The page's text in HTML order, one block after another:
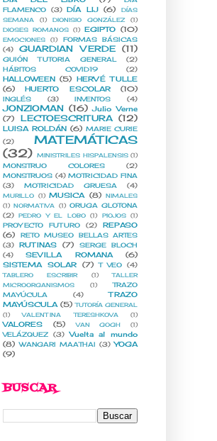
FLAMENCO
(3) DÍA LIJ (6)
DÍAS
SEMANA
(1) DIONISIO GONZÁLEZ
(1)
DIOSES ROMANOS (1) EGIPTO (10)
EMOCIONES (1)
FORMAS BÁSICAS
(4)
GUARDIAN VERDE (11)
GUIÓN TUTORIA GENERAL
(2)
HÁBITOS COVID19
(2)
HALLOWEEN (5) HERVÉ TULLE
(6)
HUERTO ESCOLAR (10)
INGLÉS (3) INVENTOS (4)
JONZIOMAN (16) Julio Verne
(7)
LECTOESCRITURA (12)
LUISA ROLDÁN (6) MARIE CURIE
(2)
MATEMÁTICAS
(32)
MINISTRILES HISPALENSIS (1)
MONSTRUO COLORES
(2)
MONSTRUOS (4) MOTRICIDAD FINA
(3)
MOTRICIDAD GRUESA (4)
MURILLO (1) MUSICA (8)
NIMALES
(1) NORMATIVA (1) ORUGA GLOTONA
(2)
PEDRO Y EL LOBO (1) PIOJOS (1)
PROYECTO FUTURO (2)
REPASO
(6)
RETO MUSEO BELLAS ARTES
(3)
RUTINAS (7)
SERGE BLOCH
(4)
SEVILLA ROMANA
(6)
SISTEMA SOLAR
(7) T VEO (4)
TABLERO ESCRIBIR (1)
TALLER
MICROORGANISMOS
(1)
TRAZO
MAYÚCULA
(4)
TRAZO
MAYÚSCULA (5) TUTORÍA GENERAL
(1)
VALENTINA TERESHKOVA (1)
VALORES (5) VAN GOGH (1)
VELÁZQUEZ (3)
Vuelta al mundo
(8) WANGARI MAATHAI (3) YOGA
(9)
BUSCAR